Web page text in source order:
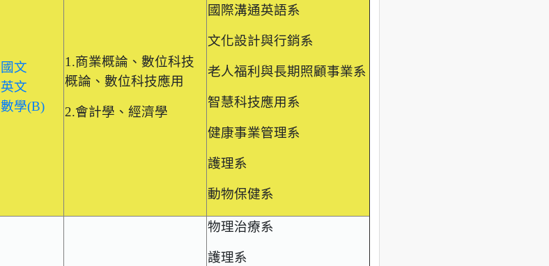
國文
英文
數學(B)
1.商業概論、數位科技
概論、數位科技應用
2.會計學、經濟學
國際溝通英語系
文化設計與行銷系
老人福利與長期照顧事業系
智慧科技應用系
健康事業管理系
護理系
動物保健系
物理治療系
護理系